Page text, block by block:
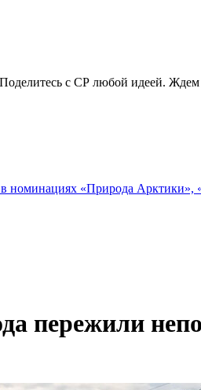
Поделитесь с СР любой идеей.
в номинациях «Природа
пережили